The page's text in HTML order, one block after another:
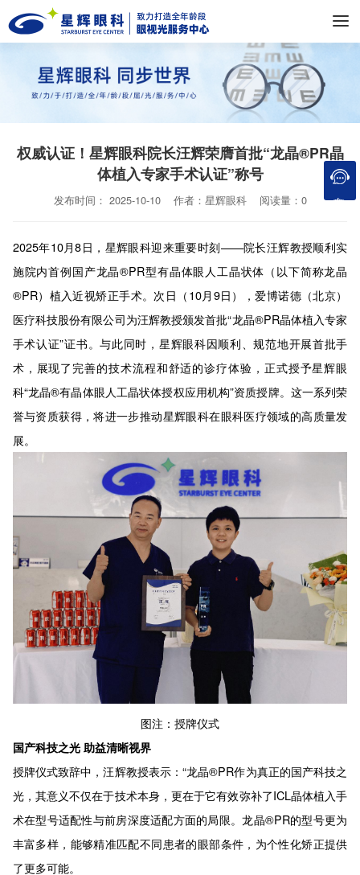
权威认证！星辉眼科院长汪辉荣膺首批“龙晶®PR晶
体植入专家手术认证”称号
发布时间： 2025-10-10 作者：星辉眼科 阅读量：0
2025年10月8日，星辉眼科迎来重要时刻——院长汪辉教授顺利实
施院内首例国产龙晶®PR型有晶体眼人工晶状体（以下简称龙晶
®PR）植入近视矫正手术。次日（10月9日），爱博诺德（北京）
医疗科技股份有限公司为汪辉教授颁发首批“龙晶®PR晶体植入专家
手术认证”证书。与此同时，星辉眼科因顺利、规范地开展首批手
术，展现了完善的技术流程和舒适的诊疗体验，正式授予星辉眼
科“龙晶®有晶体眼人工晶状体授权应用机构”资质授牌。这一系列荣
誉与资质获得，将进一步推动星辉眼科在眼科医疗领域的高质量发
展。
图注：授牌仪式
国产科技之光 助益清晰视界
授牌仪式致辞中，汪辉教授表示：“龙晶®PR作为真正的国产科技之
光，其意义不仅在于技术本身，更在于它有效弥补了ICL晶体植入手
术在型号适配性与前房深度适配方面的局限。龙晶®PR的型号更为
丰富多样，能够精准匹配不同患者的眼部条件，为个性化矫正提供
了更多可能。